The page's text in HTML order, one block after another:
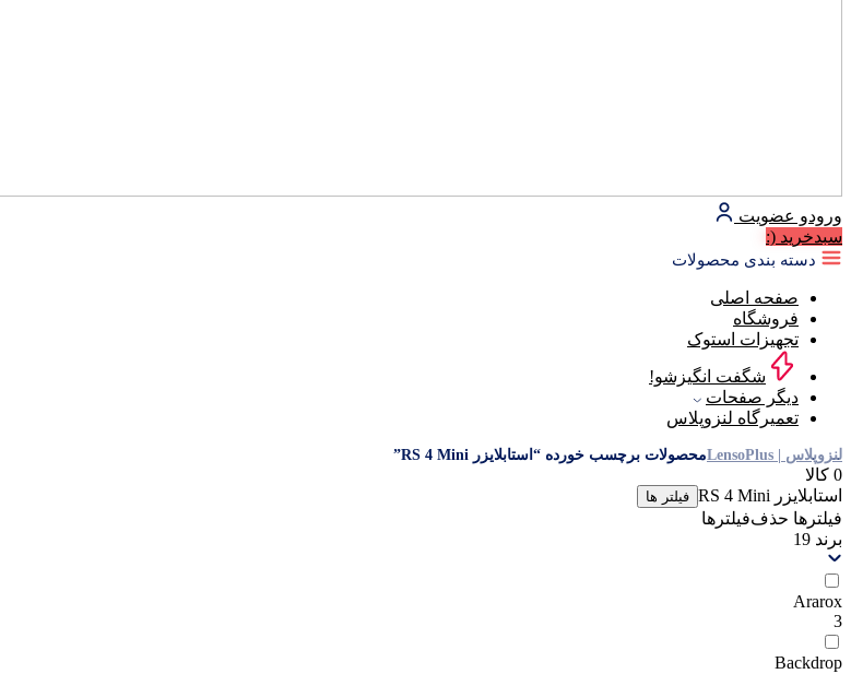
ورودو عضویت
سبد‌خرید (:
دسته بندی محصولات
صفحه اصلی
فروشگاه
تجهیزات استوک
شگفت انگیزشو!
دیگر صفحات
تعمیرگاه لنزوپلاس
لنزوپلاس | LensoPlus محصولات برچسب خورده “استابلایزر RS 4 Mini”
0 کالا
استابلایزر RS 4 Mini
فیلتر ها
فیلترها حذف‌فیلتر‌ها
برند 19
Ararox
3
Backdrop